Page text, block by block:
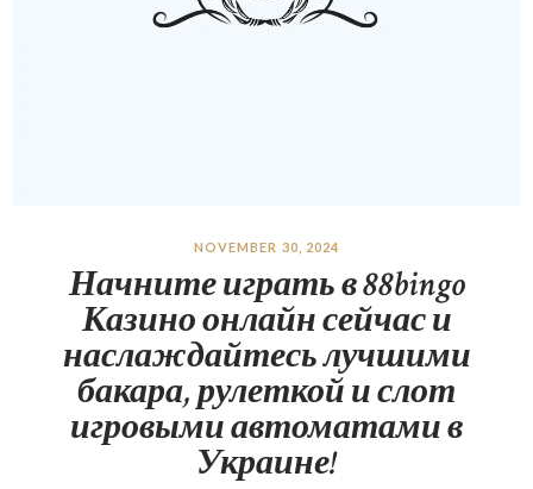
NOVEMBER 30, 2024
Начните играть в 88bingo
Казино онлайн сейчас и
наслаждайтесь лучшими
бакара, рулеткой и слот
игровыми автоматами в
Украине!